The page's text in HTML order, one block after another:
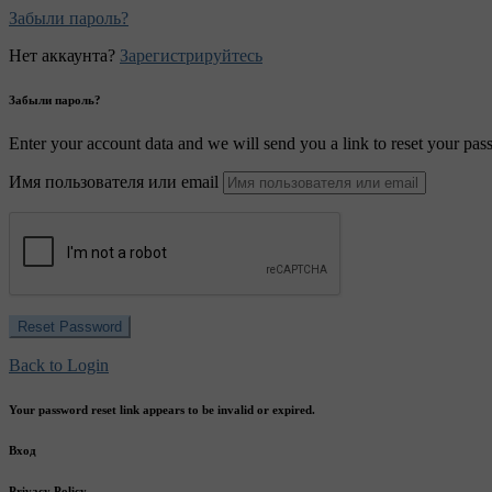
Забыли пароль?
Нет аккаунта? Зарегистрируйтесь
Забыли пароль?
Enter your account data and we will send you a link to reset your
Имя пользователя или email
Back to Login
Your password reset link appears to be invalid or expired.
Вход